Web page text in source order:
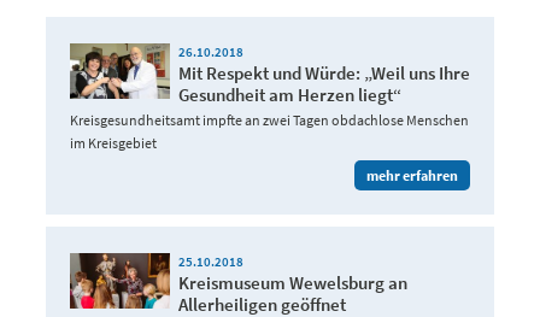
26.10.2018
Mit Respekt und Würde: „Weil uns Ihre
Gesundheit am Herzen liegt“
Kreisgesundheitsamt impfte an zwei Tagen obdachlose Menschen
im Kreisgebiet
mehr erfahren
25.10.2018
Kreismuseum Wewelsburg an
Allerheiligen geöffnet